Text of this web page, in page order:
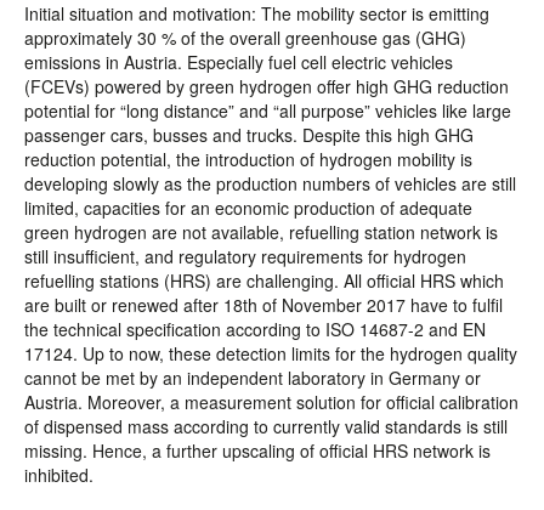
Initial situation and motivation: The mobility sector is emitting
approximately 30 % of the overall greenhouse gas (GHG)
emissions in Austria. Especially fuel cell electric vehicles
(FCEVs) powered by green hydrogen offer high GHG reduction
potential for “long distance” and “all purpose” vehicles like large
passenger cars, busses and trucks. Despite this high GHG
reduction potential, the introduction of hydrogen mobility is
developing slowly as the production numbers of vehicles are still
limited, capacities for an economic production of adequate
green hydrogen are not available, refuelling station network is
still insufficient, and regulatory requirements for hydrogen
refuelling stations (HRS) are challenging. All official HRS which
are built or renewed after 18th of November 2017 have to fulfil
the technical specification according to ISO 14687-2 and EN
17124. Up to now, these detection limits for the hydrogen quality
cannot be met by an independent laboratory in Germany or
Austria. Moreover, a measurement solution for official calibration
of dispensed mass according to currently valid standards is still
missing. Hence, a further upscaling of official HRS network is
inhibited.